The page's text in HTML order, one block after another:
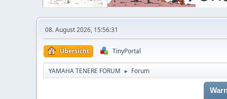
08. August 2026, 15:56:31
Übersicht TinyPortal
YAMAHA TENERE FORUM ► Forum